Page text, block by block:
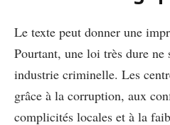
Le texte peut donner une
Pourtant, une loi très dure ne
industrie criminelle. Les
grâce à la corruption, aux
complicités locales et à la